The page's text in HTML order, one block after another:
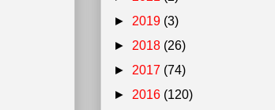
► 2019 (3)
► 2018 (26)
► 2017 (74)
► 2016 (120)